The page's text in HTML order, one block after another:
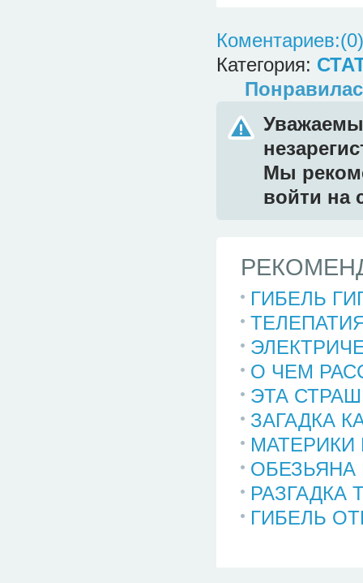
Коментариев:(0)
Категория:
Мы
войти на
ГИБЕЛЬ
О ЧЕМ
ЭТА
ЗАГАДКА
ОБЕЗЬЯНА
РАЗГАДКА
ГИБЕЛЬ